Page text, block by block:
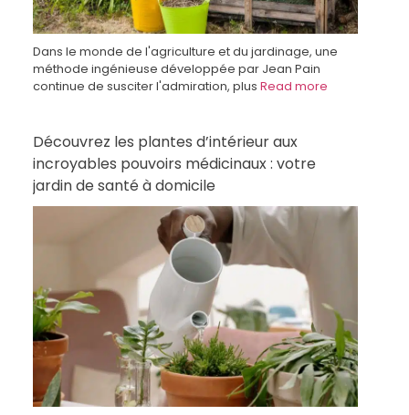
Dans le monde de l'agriculture et du jardinage, une
méthode ingénieuse développée par Jean Pain
continue de susciter l'admiration, plus Read more
Découvrez les plantes d’intérieur aux
incroyables pouvoirs médicinaux : votre
jardin de santé à domicile